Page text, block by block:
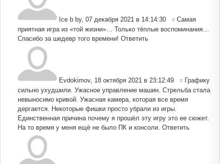
Ice b by, 07 декабря 2021 в 14:14:30 # Самая
приятная игра из «той жизни»… Только тёплые воспоминания…
Спасибо за шедевр того времени! Ответить
Evdokimov, 18 октября 2021 в 23:12:49 # Графику
сильно ухудшили. Ужасное управление машин. Стрельба стала
невыносимо кривой. Ужасная камера, которая все время
дергается. Некоторые фишки просто убрали из игры.
Единственная причина почему я прошёл эту игру это ее сюжет.
На то время у меня ещё не было ПК и консоли. Ответить